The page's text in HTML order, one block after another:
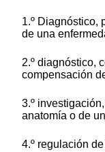
1.º Diagnóstico,
de una
2.º diagnóstico,
compensación
3.º
anatomía o de
4.º regulación